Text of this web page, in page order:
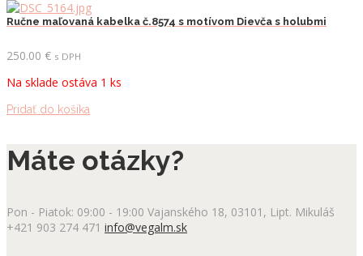
Ručne maľovaná kabelka č.8574 s motívom Dievča s holubmi
250.00 € s DPH
Na sklade ostáva 1 ks
Pridať do košíka
Máte otázky?
Pon - Piatok: 09:00 - 19:00 Vajanského 18, 03101, Lipt. Mikuláš
+421 903 274 471 info@vegalm.sk